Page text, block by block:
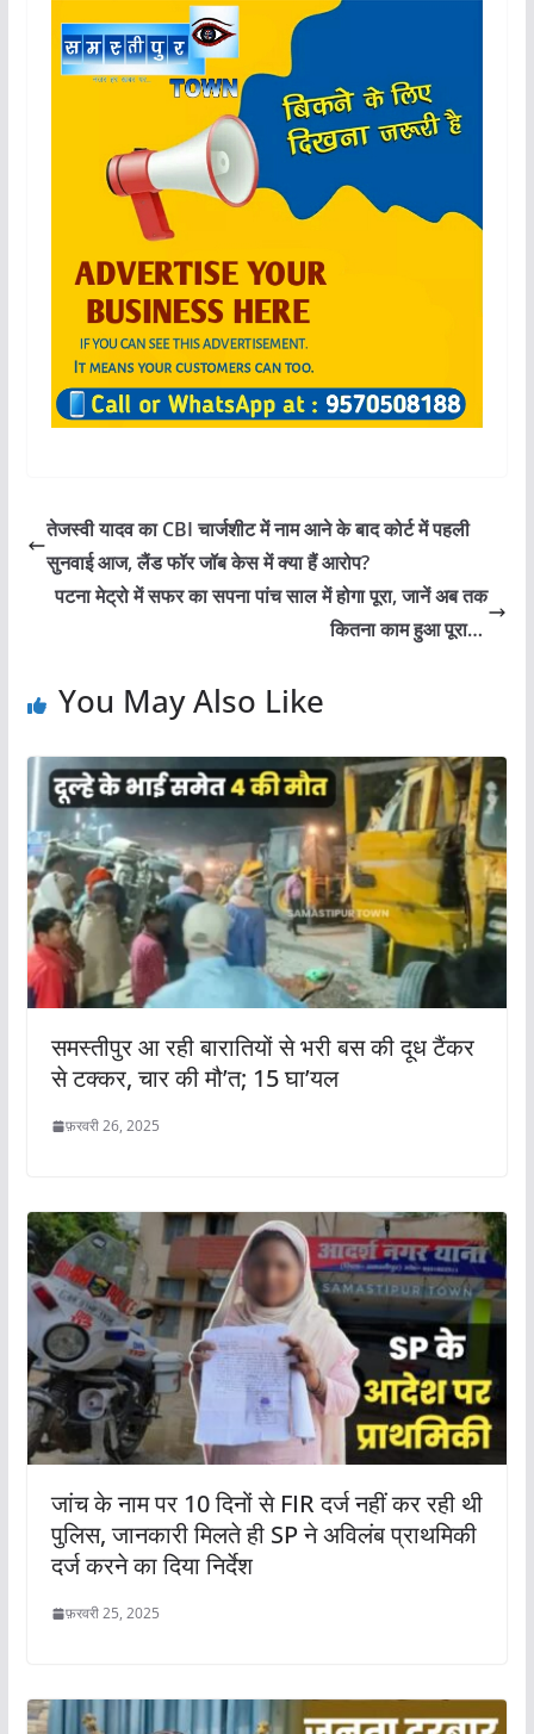
तेजस्वी यादव का CBI चार्जशीट में नाम आने के बाद कोर्ट में पहली
सुनवाई आज, लैंड फॉर जॉब केस में क्या हैं आरोप?
पटना मेट्रो में सफर का सपना पांच साल में होगा पूरा, जानें अब तक
कितना काम हुआ पूरा…
You May Also Like
समस्तीपुर आ रही बारातियों से भरी बस की दूध टैंकर
से टक्कर, चार की मौ’त; 15 घा’यल
फ़रवरी 26, 2025
जांच के नाम पर 10 दिनों से FIR दर्ज नहीं कर रही थी
पुलिस, जानकारी मिलते ही SP ने अविलंब प्राथमिकी
दर्ज करने का दिया निर्देश
फ़रवरी 25, 2025